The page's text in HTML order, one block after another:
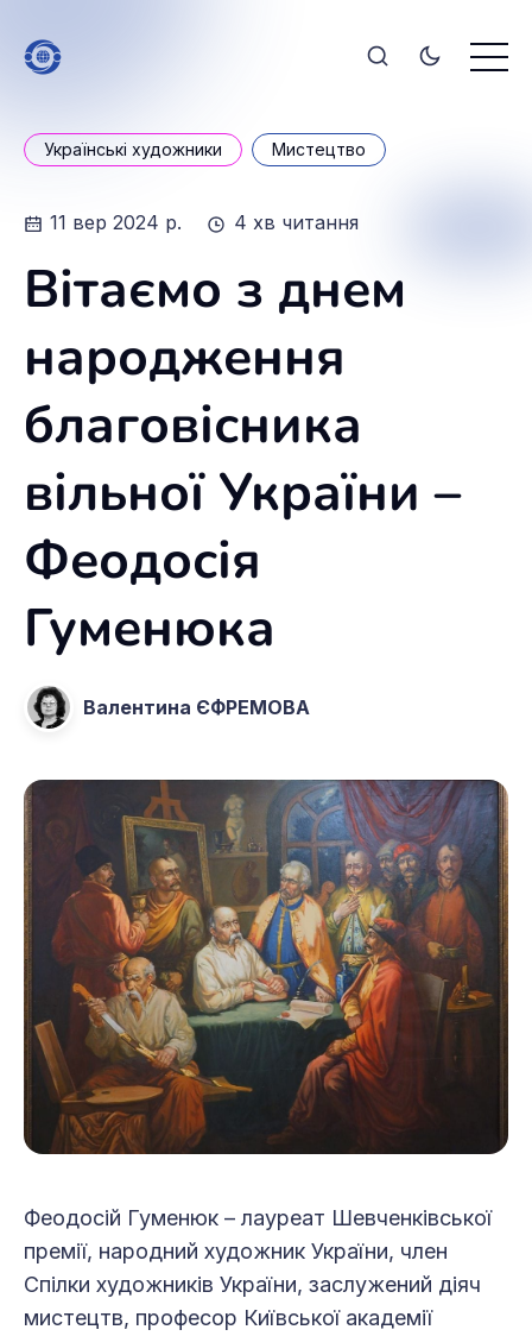
Українські художники Мистецтво
11 вер 2024 р. 4 хв читання
Вітаємо з днем
народження
благовісника
вільної України –
Феодосія
Гуменюка
Валентина ЄФРЕМОВА
Феодосій Гуменюк – лауреат Шевченківської
премії, народний художник України, член
Cпілки художників України, заслужений діяч
мистецтв, професор Київської академії